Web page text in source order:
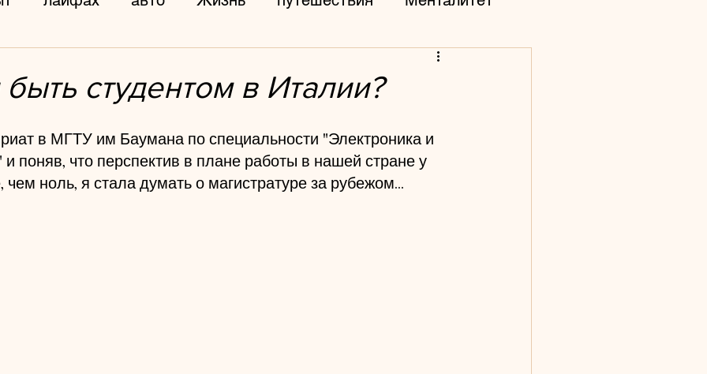
дети
продукты каникулы Развлечения любовь
студентом в Италии?
в МГТУ им Баумана по специальности "Электроника и
и поняв, что перспектив в плане работы в нашей стране у
ноль, я стала думать о магистратуре за рубежом...